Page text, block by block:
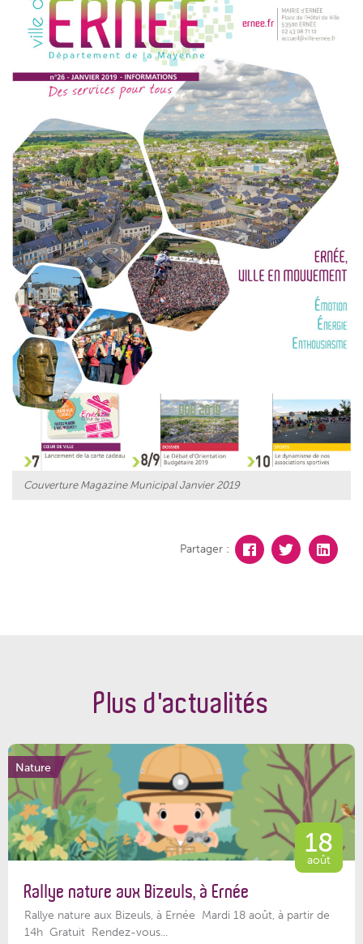
Couverture Magazine Municipal Janvier 2019
Partager :
Plus d'actualités
Nature
18
août
Rallye nature aux Bizeuls, à Ernée
Rallye nature aux Bizeuls, à Ernée Mardi 18 août, à partir de
14h Gratuit Rendez-vous...